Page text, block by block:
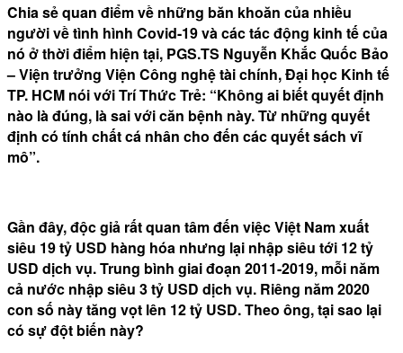
Chia sẻ quan điểm về những băn khoăn của nhiều
người về tình hình Covid-19 và các tác động kinh tế của
nó ở thời điểm hiện tại, PGS.TS Nguyễn Khắc Quốc Bảo
– Viện trưởng Viện Công nghệ tài chính, Đại học Kinh tế
TP. HCM nói với Trí Thức Trẻ: “Không ai biết quyết định
nào là đúng, là sai với căn bệnh này. Từ những quyết
định có tính chất cá nhân cho đến các quyết sách vĩ
mô”.
Gần đây, độc giả rất quan tâm đến việc Việt Nam xuất
siêu 19 tỷ USD hàng hóa nhưng lại nhập siêu tới 12 tỷ
USD dịch vụ. Trung bình giai đoạn 2011-2019, mỗi năm
cả nước nhập siêu 3 tỷ USD dịch vụ. Riêng năm 2020
con số này tăng vọt lên 12 tỷ USD. Theo ông, tại sao lại
có sự đột biến này?